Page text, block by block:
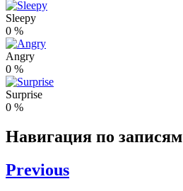
Sleepy
0 %
Angry
0 %
Surprise
0 %
Навигация по записям
Previous